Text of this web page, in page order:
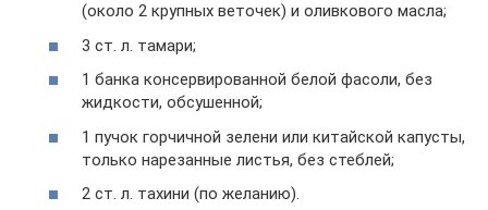
(около 2 крупных веточек) и оливкового масла;
3 ст. л. тамари;
1 банка консервированной белой фасоли, без
жидкости, обсушенной;
1 пучок горчичной зелени или китайской капусты,
только нарезанные листья, без стеблей;
2 ст. л. тахини (по желанию).